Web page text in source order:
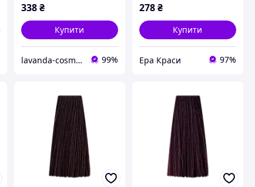
338 ₴
Купити
lavanda-cosmetic.prom.ua 99%
278₴
Купити
Ера Краси 97%